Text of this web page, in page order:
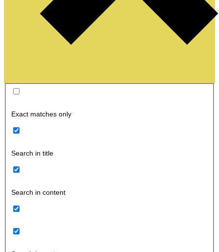
Exact matches only
Search in title
Search in content